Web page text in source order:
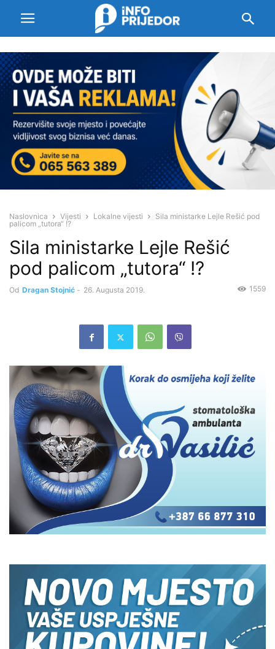
Naslovnica Vijesti Lokalne vijesti
Sila ministarke Lejle Rešić pod
palicom „tutora“ !?
Sila ministarke Lejle Rešić
pod palicom „tutora“ !?
Od Dragan Stojnić - 26. Augusta 2019. 1559